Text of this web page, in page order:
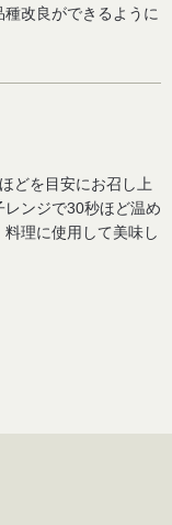
改良ができるように
どを目安にお召し上
ンジで30秒ほど温め
理に使用して美味し